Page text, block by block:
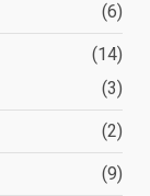
(6)
(14)
(3)
(2)
(9)